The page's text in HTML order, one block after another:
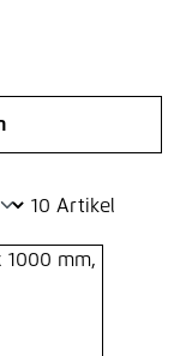
10 Artikel